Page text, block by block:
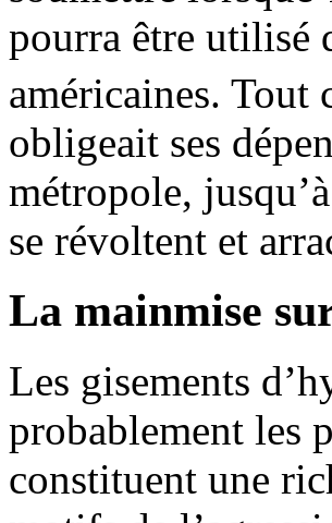
pourra être utilisé
américaines. Tout
obligeait ses
métropole,
se révoltent et
La mainmise
Les gisements
probablement les
constituent une